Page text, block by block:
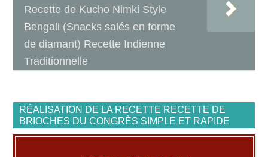
Recette de Kucho Nimki Style
Bengali (Snacks salés en forme
de diamant) Recette Indienne
Traditionnelle
RÉALISATION DE LA RECETTE RECETTE DE
BRIOCHES DU CONGRÈS SIMPLE ET RAPIDE